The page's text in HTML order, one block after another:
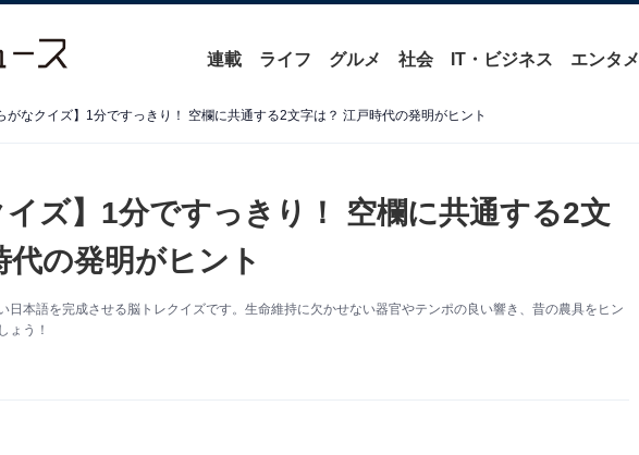
連載 ライフ グルメ 社会 IT・ビジネス エンタメ
がなクイズ】1分ですっきり！ 空欄に共通する2文字は？ 江戸時代の発明がヒント
イズ】1分ですっきり！ 空欄に共通する2文
代の発明がヒント
日本語を完成させる脳トレクイズです。生命維持に欠かせない器官やテンポの良い響き、昔の農具をヒン
ょう！